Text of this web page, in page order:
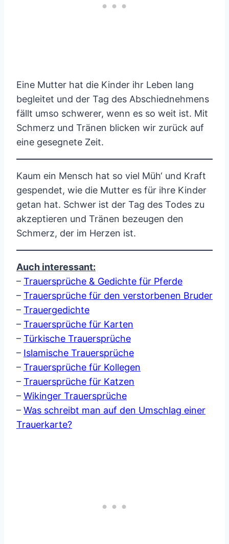
Eine Mutter hat die Kinder ihr Leben lang
begleitet und der Tag des Abschiednehmens
fällt umso schwerer, wenn es so weit ist. Mit
Schmerz und Tränen blicken wir zurück auf
eine gesegnete Zeit.
Kaum ein Mensch hat so viel Müh‘ und Kraft
gespendet, wie die Mutter es für ihre Kinder
getan hat. Schwer ist der Tag des Todes zu
akzeptieren und Tränen bezeugen den
Schmerz, der im Herzen ist.
Auch interessant:
– Trauersprüche & Gedichte für Pferde
– Trauersprüche für den verstorbenen Bruder
– Trauergedichte
– Trauersprüche für Karten
– Türkische Trauersprüche
– Islamische Trauersprüche
– Trauersprüche für Kollegen
– Trauersprüche für Katzen
– Wikinger Trauersprüche
– Was schreibt man auf den Umschlag einer
Trauerkarte?